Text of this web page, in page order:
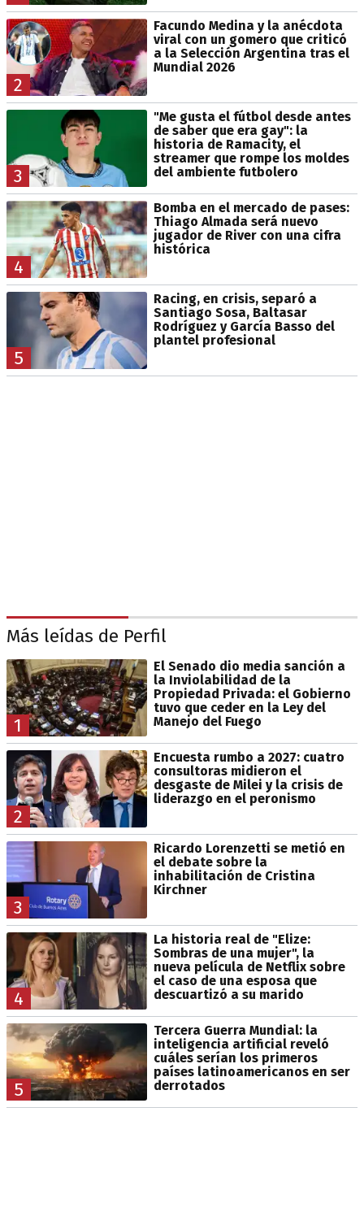
2
Facundo Medina y la anécdota
viral con un gomero que criticó
a la Selección Argentina tras el
Mundial 2026
3
"Me gusta el fútbol desde antes
de saber que era gay": la
historia de Ramacity, el
streamer que rompe los moldes
del ambiente futbolero
4
Bomba en el mercado de pases:
Thiago Almada será nuevo
jugador de River con una cifra
histórica
5
Racing, en crisis, separó a
Santiago Sosa, Baltasar
Rodríguez y García Basso del
plantel profesional
Más leídas de Perfil
1
El Senado dio media sanción a
la Inviolabilidad de la
Propiedad Privada: el Gobierno
tuvo que ceder en la Ley del
Manejo del Fuego
2
Encuesta rumbo a 2027: cuatro
consultoras midieron el
desgaste de Milei y la crisis de
liderazgo en el peronismo
3
Ricardo Lorenzetti se metió en
el debate sobre la
inhabilitación de Cristina
Kirchner
4
La historia real de "Elize:
Sombras de una mujer", la
nueva película de Netflix sobre
el caso de una esposa que
descuartizó a su marido
5
Tercera Guerra Mundial: la
inteligencia artificial reveló
cuáles serían los primeros
países latinoamericanos en ser
derrotados